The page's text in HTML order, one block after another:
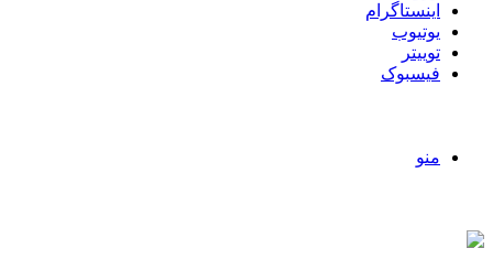
اینستاگرام
یوتیوب
توییتر
فیسبوک
منو